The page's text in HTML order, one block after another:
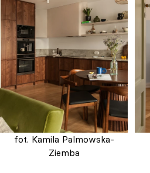
fot. Kamila Palmowska-
Ziemba